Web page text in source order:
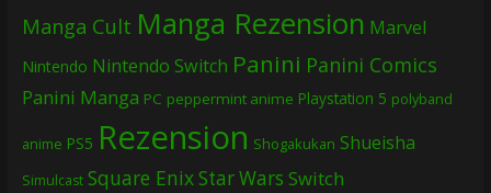
Manga Cult Manga Rezension Marvel
Nintendo Nintendo Switch Panini Panini Comics
Panini Manga PC peppermint anime Playstation 5 polyband
anime PS5 Rezension Shogakukan Shueisha
Simulcast Square EnixStar Wars Switch